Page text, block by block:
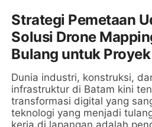
Strategi Pemetaan
Solusi Drone
Bulang untuk
Dunia industri, konstruksi,
infrastruktur di Batam kini
transformasi digital yang
teknologi yang menjadi
kerja di lapangan adalah